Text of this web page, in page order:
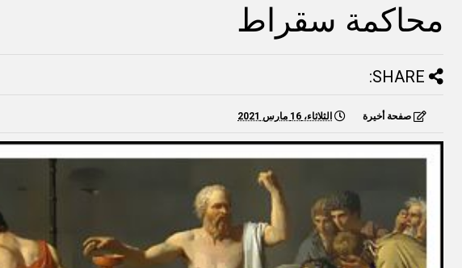
محاكمة سقراط
SHARE:
صفحة أخيرة الثلاثاء، 16 مارس 2021